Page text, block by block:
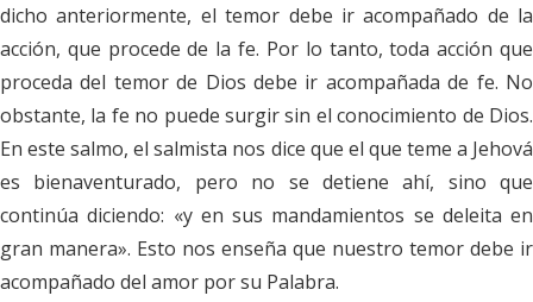
dicho anteriormente, el temor debe ir acompañado de la
acción, que procede de la fe. Por lo tanto, toda acción que
proceda del temor de Dios debe ir acompañada de fe. No
obstante, la fe no puede surgir sin el conocimiento de Dios.
En este salmo, el salmista nos dice que el que teme a Jehová
es bienaventurado, pero no se detiene ahí, sino que
continúa diciendo: «y en sus mandamientos se deleita en
gran manera». Esto nos enseña que nuestro temor debe ir
acompañado del amor por su Palabra.